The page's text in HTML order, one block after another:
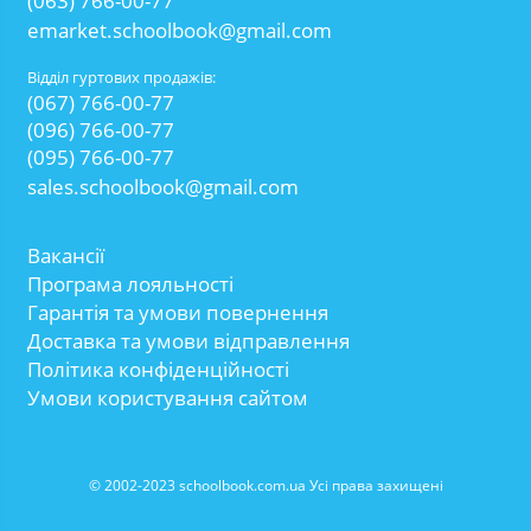
emarket.schoolbook@gmail.com
Відділ гуртових продажів:
(067) 766-00-77
(096) 766-00-77
(095) 766-00-77
sales.schoolbook@gmail.com
Вакансії
Програма лояльності
Гарантія та умови повернення
Доставка та умови відправлення
Політика конфіденційності
Умови користування сайтом
© 2002-2023 schoolbook.com.ua Усі права захищені